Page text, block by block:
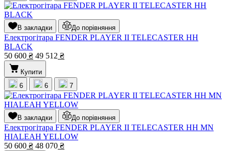
В закладки До порівняння
Електрогітара FENDER PLAYER II TELECASTER HH
BLACK
50 600 ₴ 49 512 ₴
Купити
6
6 7
В закладки До порівняння
Електрогітара FENDER PLAYER II TELECASTER HH MN
HIALEAH YELLOW
50 600 ₴ 48 070 ₴